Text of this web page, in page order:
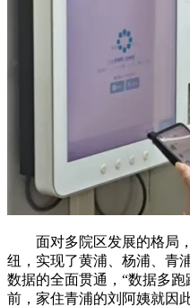
面对多院区发展的格局
纽，实现了黄浦、杨浦、青
数据的全面贯通，“数据多
前，家住青浦的刘阿姨就因